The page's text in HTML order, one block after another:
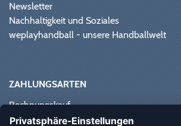
Newsletter
Nachhaltigkeit und Soziales
weplayhandball - unsere Handballwelt
ZAHLUNGSARTEN
Rechnungskauf
Paypal